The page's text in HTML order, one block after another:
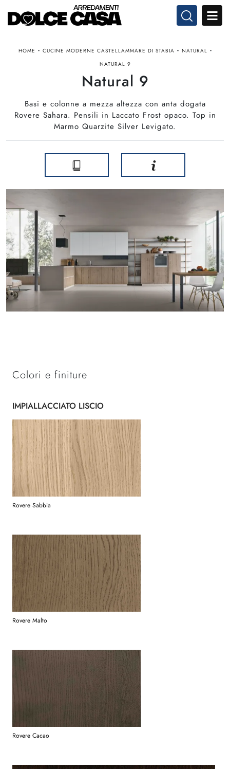
HOME - CUCINE MODERNE CASTELLAMMARE DI STABIA - NATURAL -
NATURAL 9
Natural 9
Basi e colonne a mezza altezza con anta dogata
Rovere Sahara. Pensili in Laccato Frost opaco. Top in
Marmo Quarzite Silver Levigato.
Colori e finiture
IMPIALLACCIATO LISCIO
Rovere Sabbia
Rovere Malto
Rovere Cacao